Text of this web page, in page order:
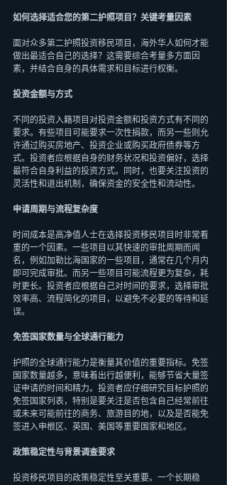
如何选择适合您的第二护照项目？关键考量因素
面对众多第二护照投资移民项目，海外华人如何才能
做出最适合自己的选择？这需要综合考量多方面因
素，并结合自身的具体需求和目标进行权衡。
投资金额与方式
不同的投资入籍项目对投资金额和投资方式有不同的
要求。有些项目可能要求一次性捐款，而另一些则允
许通过购买房地产、投资企业或购买政府债券等方
式。投资者应根据自身的财务状况和投资偏好，选择
最符合自身利益的投资方式。同时，也要关注投资的
灵活性和退出机制，确保资金的安全性和流动性。
申请周期与流程复杂度
时间成本是高净值人士在选择投资移民项目时非常看
重的一个因素。一些项目以其快速的审批周期而闻
名，例如加勒比海国家的一些项目，通常在几个月内
即可完成审批。而另一些项目可能流程更为复杂，耗
时更长。投资者应根据自己对时间的要求，选择审批
效率高、流程简化的项目，以避免不必要的等待和延
误。
免签国家数量与全球通行能力
护照的全球通行能力是衡量其价值的重要指标。免签
国家数量越多，意味着出行越便利，能够节省大量签
证申请的时间和精力。投资者应仔细研究目标护照的
免签国家列表，特别是要关注是否包含自己经常前往
或未来可能前往的商务、旅游目的地，以及是否能免
签进入申根区、英国、美国等重要国家和地区。
政策稳定性与背景调查要求
投资移民项目的政策稳定性至关重要。一个长期稳